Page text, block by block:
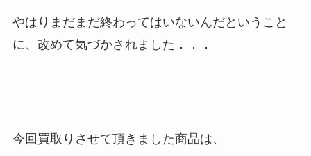
やはりまだまだ終わってはいないんだということ
に、改めて気づかされました．．．
今回買取りさせて頂きました商品は、